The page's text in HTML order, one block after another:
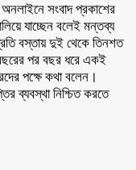
অনলাইনে সংবাদ প্রকাশের
যাচ্ছেন বলেই মন্তব্য
বস্তায় দুই থেকে তিনশত
পর বছর ধরে একই
পক্ষে কথা বলেন।
ব্যবস্থা নিশ্চিত করতে